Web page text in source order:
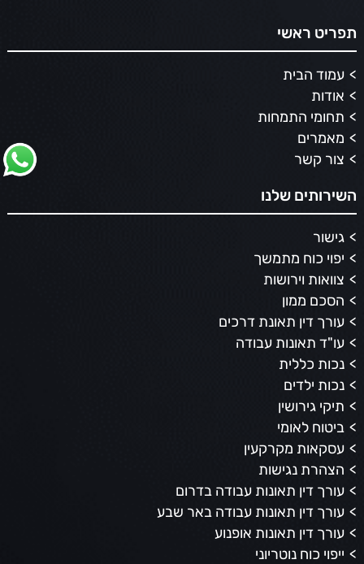
תפריט ראשי
עמוד הבית
אודות
תחומי התמחות
מאמרים
צור קשר
השירותים שלנו
גישור
יפוי כוח מתמשך
צוואות וירושות
הסכם ממון
עורך דין תאונת דרכים
עו"ד תאונות עבודה
נכות כללית
נכות ילדים
תיקי גירושין
ביטוח לאומי
עסקאות מקרקעין
הצהרת נגישות
עורך דין תאונות עבודה בדרום
עורך דין תאונות עבודה באר שבע
עורך דין תאונות אופנוע
ייפוי כוח נוטריוני